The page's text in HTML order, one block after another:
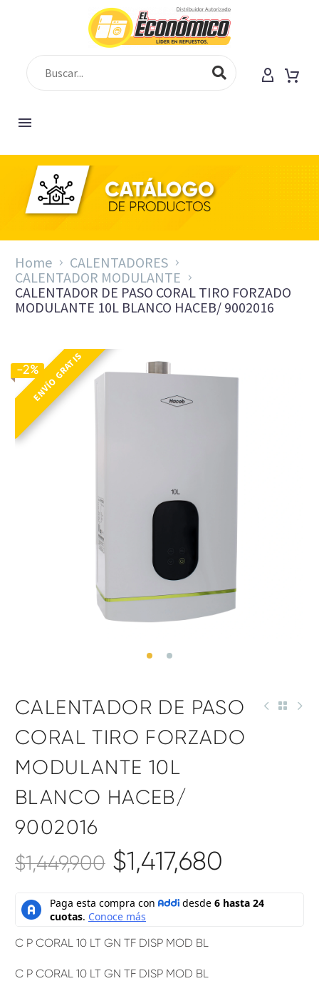
Home
CALENTADORES
CALENTADOR MODULANTE
CALENTADOR DE PASO CORAL TIRO FORZADO
MODULANTE 10L BLANCO HACEB/ 9002016
ENVÍO GRATIS
-2%
CALENTADOR DE PASO
CORAL TIRO FORZADO
MODULANTE 10L
BLANCO HACEB/
9002016
$1,449,900 $1,417,680
C P CORAL 10 LT GN TF DISP MOD BL
C P CORAL 10 LT GN TF DISP MOD BL